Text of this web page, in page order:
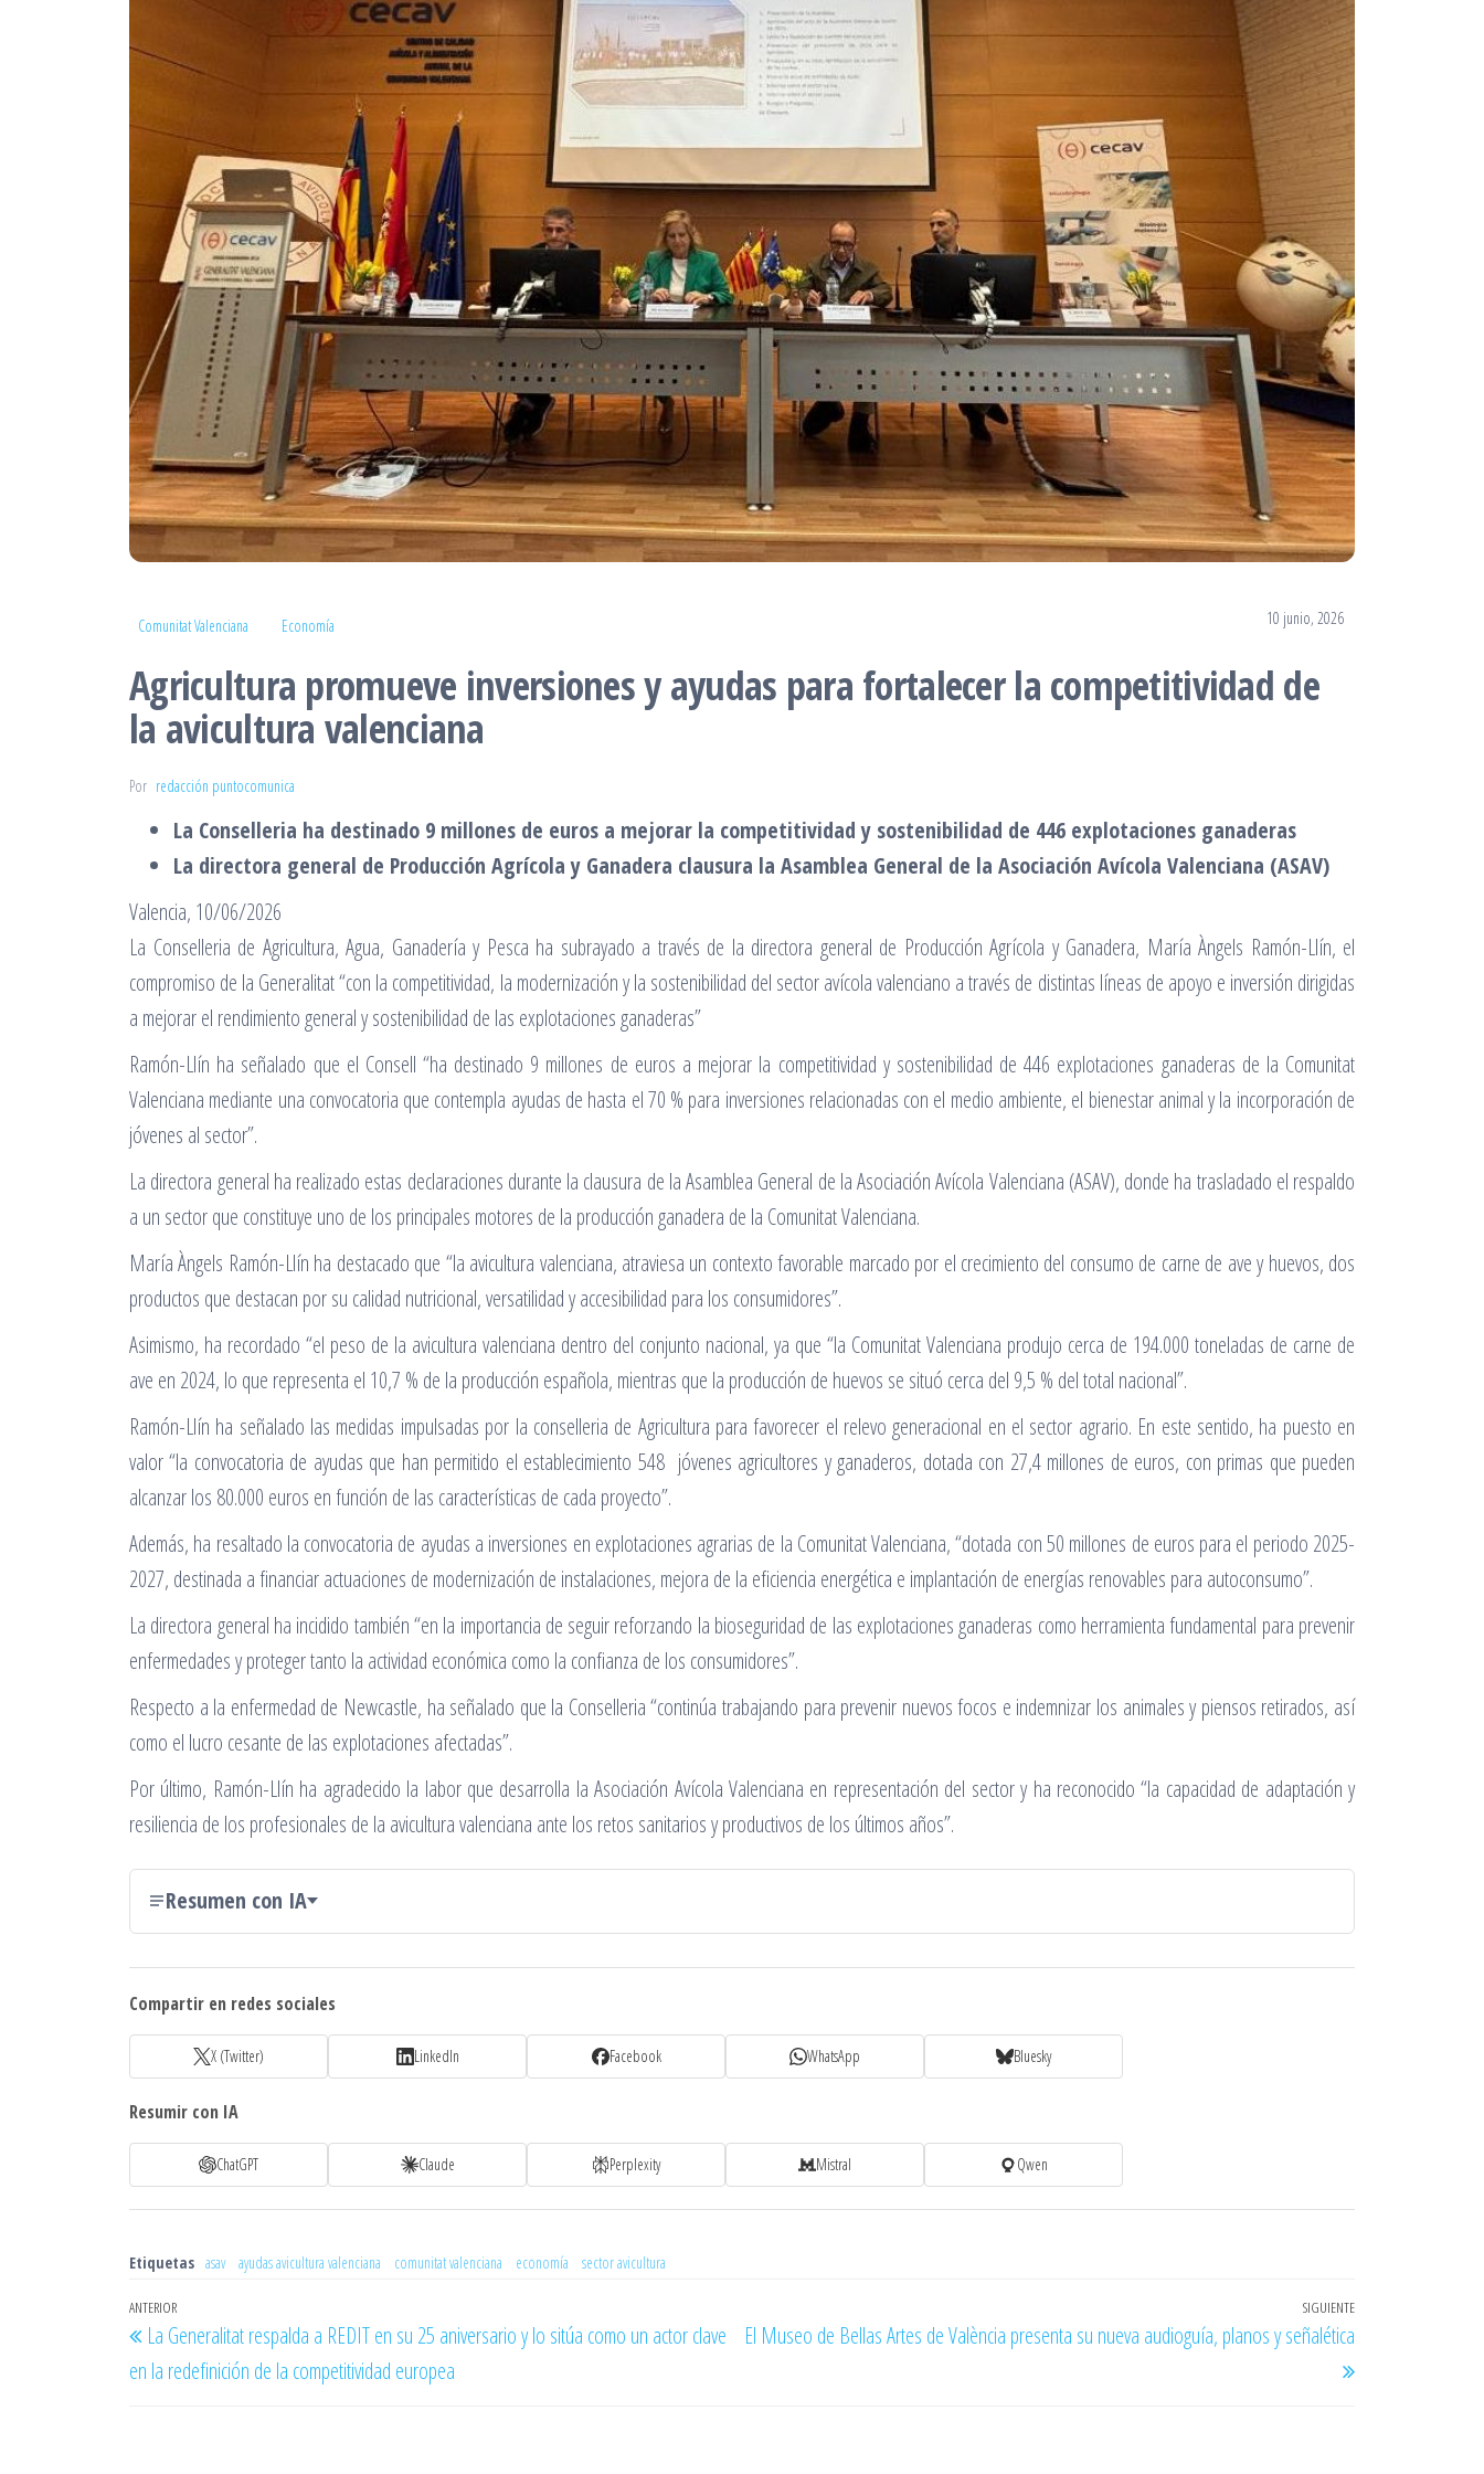
Comunitat Valenciana Economía 10 junio, 2026
Agricultura promueve inversiones y ayudas para fortalecer la competitividad de
la avicultura valenciana
Por redacción puntocomunica
La Conselleria ha destinado 9 millones de euros a mejorar la competitividad y sostenibilidad de 446 explotaciones ganaderas
La directora general de Producción Agrícola y Ganadera clausura la Asamblea General de la Asociación Avícola Valenciana (ASAV)
Valencia, 10/06/2026
La Conselleria de Agricultura, Agua, Ganadería y Pesca ha subrayado a través de la directora general de Producción Agrícola y Ganadera, María Àngels Ramón-Llín, el
compromiso de la Generalitat “con la competitividad, la modernización y la sostenibilidad del sector avícola valenciano a través de distintas líneas de apoyo e inversión dirigidas
a mejorar el rendimiento general y sostenibilidad de las explotaciones ganaderas”
Ramón-Llín ha señalado que el Consell “ha destinado 9 millones de euros a mejorar la competitividad y sostenibilidad de 446 explotaciones ganaderas de la Comunitat
Valenciana mediante una convocatoria que contempla ayudas de hasta el 70 % para inversiones relacionadas con el medio ambiente, el bienestar animal y la incorporación de
jóvenes al sector”.
La directora general ha realizado estas declaraciones durante la clausura de la Asamblea General de la Asociación Avícola Valenciana (ASAV), donde ha trasladado el respaldo
a un sector que constituye uno de los principales motores de la producción ganadera de la Comunitat Valenciana.
María Àngels Ramón-Llín ha destacado que “la avicultura valenciana, atraviesa un contexto favorable marcado por el crecimiento del consumo de carne de ave y huevos, dos
productos que destacan por su calidad nutricional, versatilidad y accesibilidad para los consumidores”.
Asimismo, ha recordado “el peso de la avicultura valenciana dentro del conjunto nacional, ya que “la Comunitat Valenciana produjo cerca de 194.000 toneladas de carne de
ave en 2024, lo que representa el 10,7 % de la producción española, mientras que la producción de huevos se situó cerca del 9,5 % del total nacional”.
Ramón-Llín ha señalado las medidas impulsadas por la conselleria de Agricultura para favorecer el relevo generacional en el sector agrario. En este sentido, ha puesto en
valor “la convocatoria de ayudas que han permitido el establecimiento 548 jóvenes agricultores y ganaderos, dotada con 27,4 millones de euros, con primas que pueden
alcanzar los 80.000 euros en función de las características de cada proyecto”.
Además, ha resaltado la convocatoria de ayudas a inversiones en explotaciones agrarias de la Comunitat Valenciana, “dotada con 50 millones de euros para el periodo 2025-
2027, destinada a financiar actuaciones de modernización de instalaciones, mejora de la eficiencia energética e implantación de energías renovables para autoconsumo”.
La directora general ha incidido también “en la importancia de seguir reforzando la bioseguridad de las explotaciones ganaderas como herramienta fundamental para prevenir
enfermedades y proteger tanto la actividad económica como la confianza de los consumidores”.
Respecto a la enfermedad de Newcastle, ha señalado que la Conselleria “continúa trabajando para prevenir nuevos focos e indemnizar los animales y piensos retirados, así
como el lucro cesante de las explotaciones afectadas”.
Por último, Ramón-Llín ha agradecido la labor que desarrolla la Asociación Avícola Valenciana en representación del sector y ha reconocido “la capacidad de adaptación y
resiliencia de los profesionales de la avicultura valenciana ante los retos sanitarios y productivos de los últimos años”.
Resumen con IA
Compartir en redes sociales
X (Twitter) LinkedIn Facebook WhatsApp Bluesky
Resumir con IA
ChatGPT Claude Perplexity Mistral Qwen
Etiquetas asav ayudas avicultura valenciana comunitat valenciana economía sector avicultura
Navegación
de
entradas
Entrada
anterior
ANTERIOR
La Generalitat respalda a REDIT en su 25 aniversario y lo sitúa como un actor clave
en la redefinición de la competitividad europea
Entrada
SIGUIENTE
El Museo de Bellas Artes de València presenta su nueva audioguía, planos y señalética